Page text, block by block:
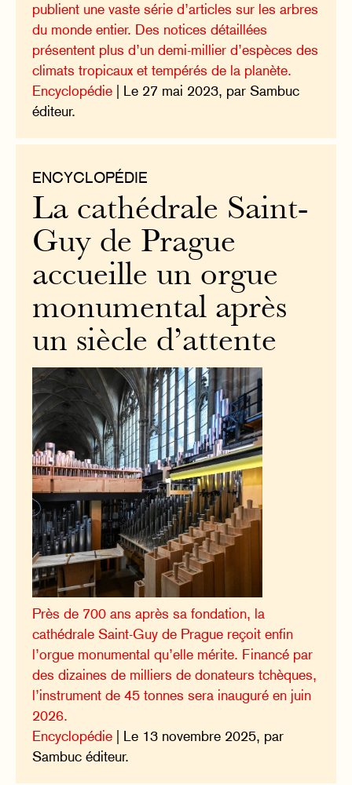
publient une vaste série d’articles sur les arbres
du monde entier. Des notices détaillées
présentent plus d’un demi-millier d’espèces des
climats tropicaux et tempérés de la planète.
Encyclopédie | Le 27 mai 2023, par Sambuc
éditeur.
ENCYCLOPÉDIE
La cathédrale Saint-
Guy de Prague
accueille un orgue
monumental après
un siècle d’attente
Près de 700 ans après sa fondation, la
cathédrale Saint-Guy de Prague reçoit enfin
l’orgue monumental qu’elle mérite. Financé par
des dizaines de milliers de donateurs tchèques,
l’instrument de 45 tonnes sera inauguré en juin
2026.
Encyclopédie | Le 13 novembre 2025, par
Sambuc éditeur.